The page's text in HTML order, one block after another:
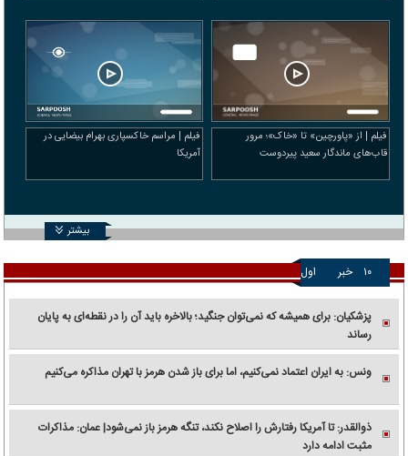
فیلم | از «پاورچین» تا «خاک»؛ مرور
قاب‌های ماندگار سعید پیردوست
فیلم | مراسم خاکسپاری بهرام بیضایی در
آمریکا
بیشتر
۱۰ خبر اول
پزشکیان: برای همیشه که نمی‌توان جنگید؛ بالاخره باید آن را در نقطه‌ای به پایان
رساند
ونس: به ایران اعتماد نمی‌کنیم، اما برای باز شدن هرمز با تهران مذاکره می‌کنیم
ذوالقدر: تا آمریکا رفتارش را اصلاح نکند، تنگه هرمز باز نمی‌شود| عمان: مذاکرات
مثبت ادامه دارد